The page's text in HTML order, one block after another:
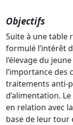
Objectifs
Suite à une table
formulé l’intérêt
l’élevage du
l’importance des
traitements anti-
d’alimentation.
en relation avec
base de leur tour